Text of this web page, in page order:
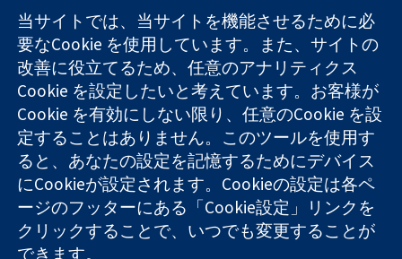
信頼できるエビ
デンスと
情報に基づく意
思決定により
健康のさらなる
向上へ
11-13 Cavendish
Square
London
W1G 0AN
United Kingdom
お問い合わせ
ニュース
広報
コクランにつ
いて
採用
Cochrane
Library
コクラン・コラボレーションは、イングランド及びウェールズ
に登録された慈善団体（登録番号 1045921）および保証有限責
任会社（登録番号 03044323）です。付加価値税登録番号 GB
当サイトでは、当サイトを機能させるために必
要なCookie を使用しています。また、サイトの
改善に役立てるため、任意のアナリティクス
Cookie を設定したいと考えています。お客様が
Cookie を有効にしない限り、任意のCookie を設
定することはありません。このツールを使用す
ると、あなたの設定を記憶するためにデバイス
にCookieが設定されます。Cookieの設定は各ペ
ージのフッターにある「Cookie設定」リンクを
クリックすることで、いつでも変更することが
できます。